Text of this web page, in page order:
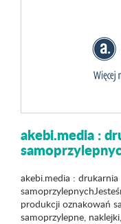
akebi.media :
akebi.media :
produkcji oznakowań
samoprzylepne,